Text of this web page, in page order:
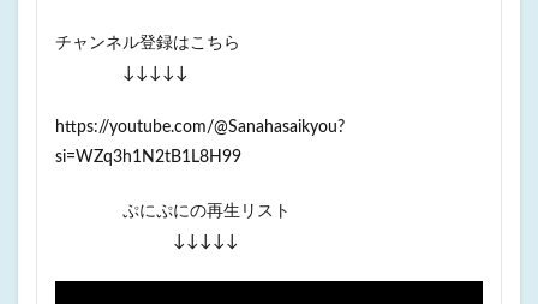
チャンネル登録はこちら
↓↓↓↓↓
https://youtube.com/@Sanahasaikyou?
si=WZq3h1N2tB1L8H99
ぷにぷにの再生リスト
↓↓↓↓↓